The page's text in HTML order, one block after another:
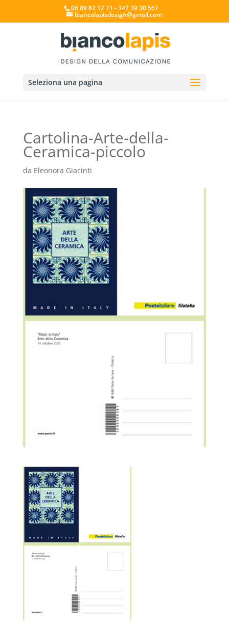
06 89 82 12 71 - 347 39 30 567
biancolapisdesign@gmail.com
Seleziona una pagina
Cartolina-Arte-della-
Ceramica-piccolo
da Eleonora Giacinti